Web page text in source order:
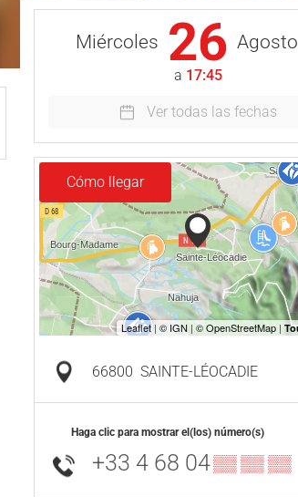
Miércoles 26 Agosto
a 17:45
Ver todas las fechas
Cómo llegar
66800 SAINTE-LÉOCADIE
Haga clic para mostrar el(los) número(s)
+33 4 68 04▒▒ ▒▒ ▒▒